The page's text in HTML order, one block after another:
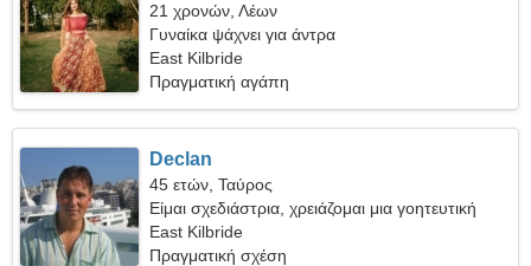
21 χρονών, Λέων
Γυναίκα ψάχνει για άντρα
East Kilbride
Πραγματική αγάπη
Declan
45 ετών, Ταύρος
Είμαι σχεδιάστρια, χρειάζομαι μια γοητευτική
γυναίκα
East Kilbride
Πραγματική σχέση